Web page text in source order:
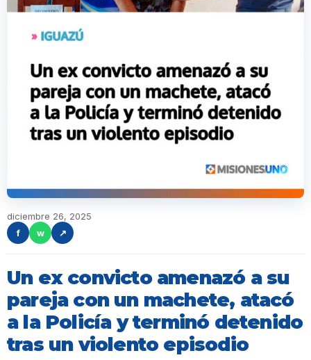
diciembre 26, 2025
f
w ↗
Un ex convicto amenazó a su
pareja con un machete, atacó
a la Policía y terminó detenido
tras un violento episodio